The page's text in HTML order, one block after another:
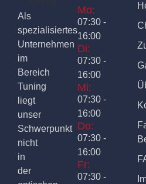
Als
spezialisiertes
Unternehmen
im
Bereich
Tuning
liegt
unser
Schwerpunkt
nicht
in
der
Mo:
07:30 -
16:00
Di:
07:30 -
16:00
Mi:
07:30 -
16:00
Do:
07:30 -
16:00
Fr:
07:30 -